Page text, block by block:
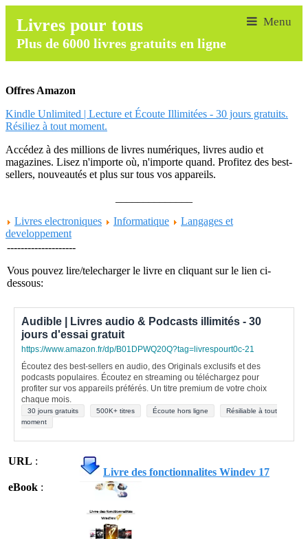
Livres pour tous
Plus de 6000 livres gratuits en ligne
Offres Amazon
Kindle Unlimited | Lecture et Écoute Illimitées - 30 jours gratuits.
Résiliez à tout moment.
Accédez à des millions de livres numériques, livres audio et
magazines. Lisez n'importe où, n'importe quand. Profitez des best-
sellers, nouveautés et plus sur tous vos appareils.
Livres electroniques
Informatique
Langages et
developpement
--------------------
Vous pouvez lire/telecharger le livre en cliquant sur le lien ci-
dessous:
Audible | Livres audio & Podcasts illimités - 30
jours d'essai gratuit
https://www.amazon.fr/dp/B01DPWQ20Q?tag=livrespourt0c-21
Écoutez des best-sellers en audio, des Originals exclusifs et des
podcasts populaires. Écoutez en streaming ou téléchargez pour
profiter sur vos appareils préférés. Un titre premium de votre choix
chaque mois.
30 jours gratuits 500K+ titres Écoute hors ligne
Résiliable à tout
moment
URL :
Livre des fonctionnalites Windev 17
eBook :